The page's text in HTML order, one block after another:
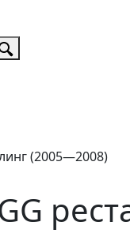
(2005—2008)